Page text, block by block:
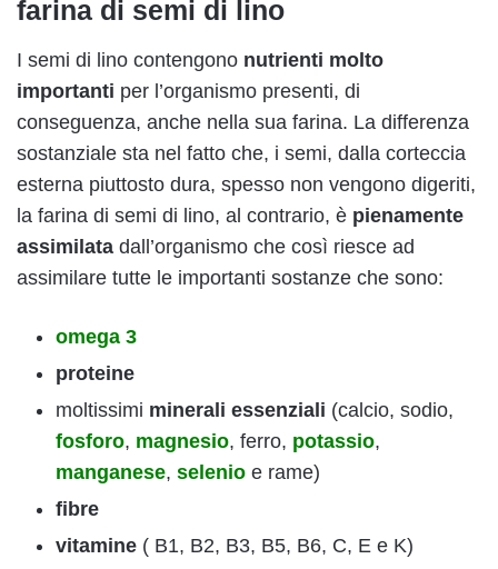
farina di semi di lino
I semi di lino contengono nutrienti molto
importanti per l’organismo presenti, di
conseguenza, anche nella sua farina. La differenza
sostanziale sta nel fatto che, i semi, dalla corteccia
esterna piuttosto dura, spesso non vengono digeriti,
la farina di semi di lino, al contrario, è pienamente
assimilata dall’organismo che così riesce ad
assimilare tutte le importanti sostanze che sono:
omega 3
proteine
moltissimi minerali essenziali (calcio, sodio,
fosforo, magnesio, ferro, potassio,
manganese, selenio e rame)
fibre
vitamine ( B1, B2, B3, B5, B6, C, E e K)